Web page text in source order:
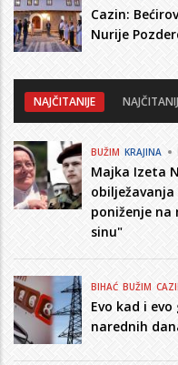
Cazin:
Nurije
NAJČITANIJE
BUŽIM KRAJINA
Majka Izeta
obilježavanja
poniženje na
sinu"
BIHAĆ BUŽIM
Evo kad i
narednih